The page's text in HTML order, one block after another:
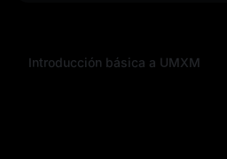
Introducción básica a UMXM